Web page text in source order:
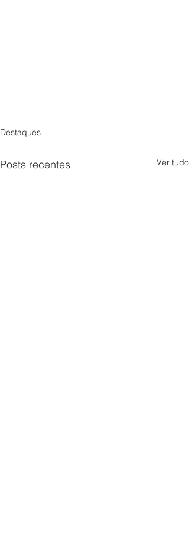
Destaques
Posts recentes Ver tudo